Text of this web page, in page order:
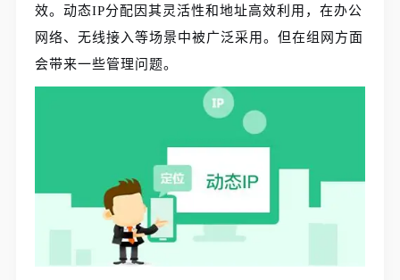
效。动态IP分配因其灵活性和地址高效利用，在办公
网络、无线接入等场景中被广泛采用。但在组网方面
会带来一些管理问题。